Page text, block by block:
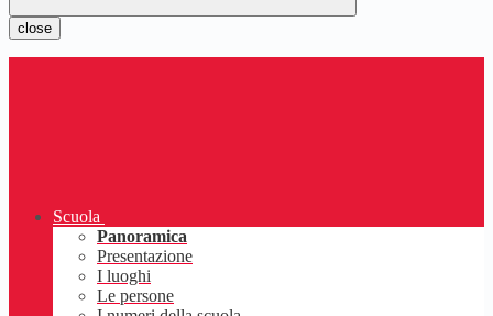
close
Scuola
Panoramica
Presentazione
I luoghi
Le persone